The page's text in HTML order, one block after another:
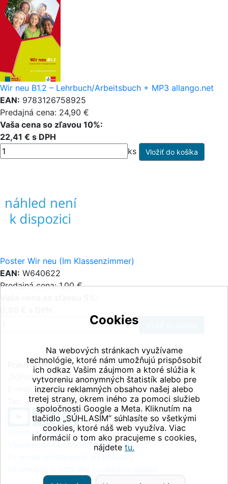
Wir neu B1.2 – Lehrbuch/Arbeitsbuch + MP3 allango.net
EAN: 9783126758925
Predajná cena: 24,90 €
Vaša cena so zľavou 10%:
22,41 € s DPH
ks
Poster Wir neu (Im Klassenzimmer)
EAN: W640622
Predajná cena: 1,00 €
ks
Fraus Klett, s.r.o.
Jičínská 2348/10, 130 00 Praha 3
E-mail:info@fraus-klett.cz
Tel.: +420 233 084 111
Whistleblowing
Všeobecné obchodné podmienky
Cookies
Na webových stránkach využívame
technológie, ktoré nám umožňujú prispôsobiť
ich odkaz Vašim záujmom a ktoré slúžia k
vytvoreniu anonymných štatistík alebo pre
inzerciu reklamných obsahov našej alebo
tretej strany, okrem iného za pomoci služieb
spoločnosti Google a Meta. Kliknutím na
tlačidlo „SÚHLASÍM“ súhlasíte so všetkými
cookies, ktoré náš web využíva. Viac
informácií o tom ako pracujeme s cookies,
nájdete tu.